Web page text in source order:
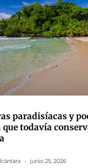
paradisíacas y
que todavía
junio 25, 2026